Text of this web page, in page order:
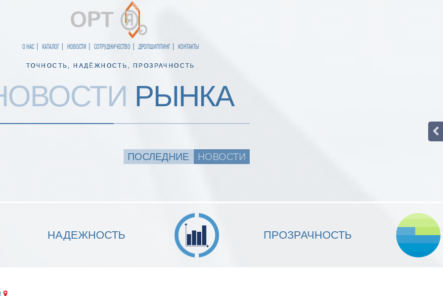
О НАС КАТАЛОГ НОВОСТИ СОТРУДНИЧЕСТВО ДРОПШИППИНГ КОНТАКТЫ
ТОЧНОСТЬ, НАДЁЖНОСТЬ, ПРОЗРАЧНОСТЬ
РЫНКА
ПОСЛЕДНИЕ НОВОСТИ
МЫ ГАРАНТИРУЕМ ТОЧНОСТЬ
ИСПОЛНЕНИЯ
НАДЕЖНОСТЬ
МЫ ОБЕСПЕЧИВАЕМ
НАДЕЖНОСТЬ ИСПОЛНЕНИЯ
ПРОЗРАЧНОСТЬ